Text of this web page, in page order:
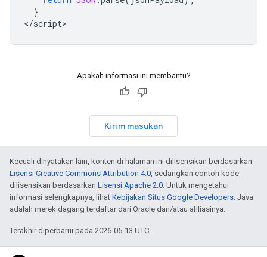
}
</script
Apakah informasi ini membantu?
Kirim masukan
Kecuali dinyatakan lain, konten di halaman ini dilisensikan berdasarkan
Lisensi Creative Commons Attribution 4.0, sedangkan contoh kode
dilisensikan berdasarkan Lisensi Apache 2.0. Untuk mengetahui
informasi selengkapnya, lihat Kebijakan Situs Google Developers. Java
adalah merek dagang terdaftar dari Oracle dan/atau afiliasinya.
Terakhir diperbarui pada 2026-05-13 UTC.